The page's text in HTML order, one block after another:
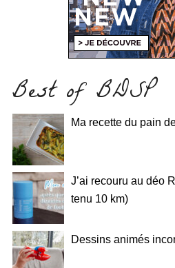
Best of BDSP
Ma recette du pain
J’ai recouru au déo
tenu 10 km)
Dessins animés